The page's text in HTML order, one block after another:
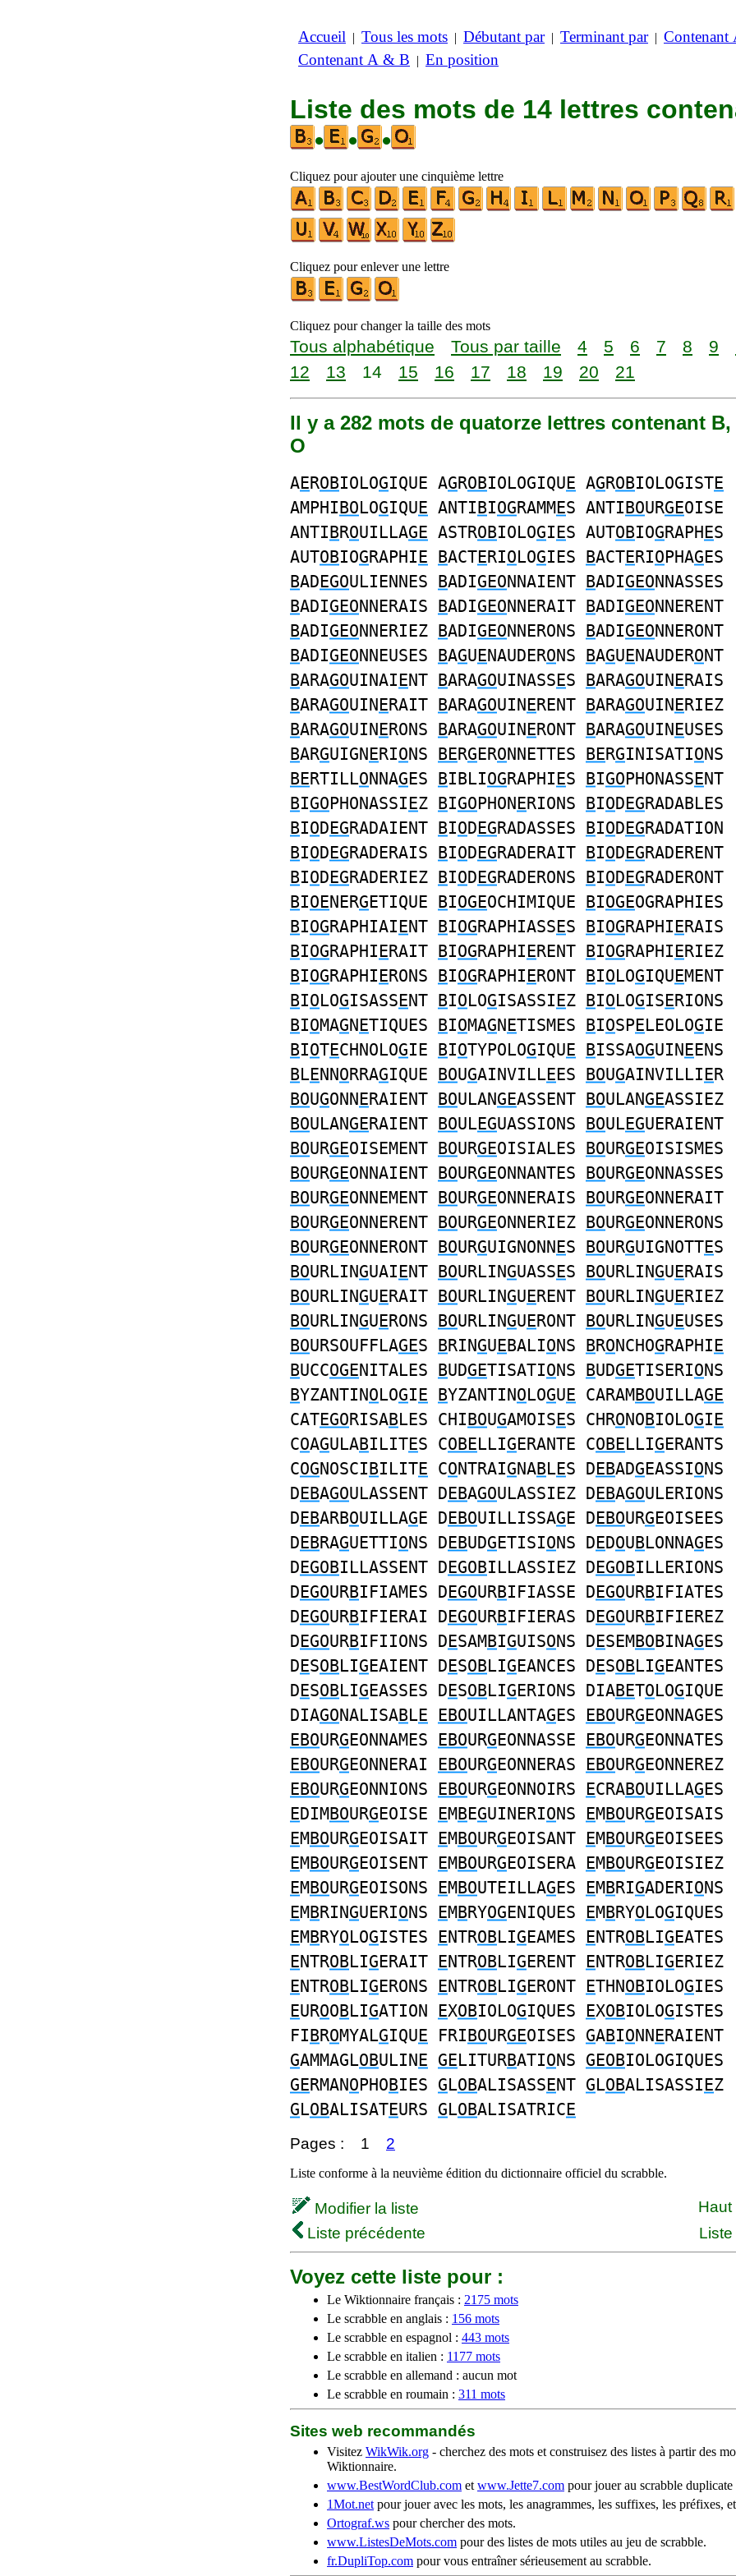
Accueil | Tous les mots | Débutant par| Terminant par| Contenant
Contenant A & B | En position
Liste des mots de 14 lettres
•
• •
Cliquez pour ajouter une cinquième lettre
Cliquez pour enlever une lettre
Cliquez pour changer la taille des mots
Tous alphabétique Tous par taille 4 5 6 7 8 9
12
13 14 15 16 17 18 19 20 21
Il y a 282 mots de quatorze lettres contenant B,
O
AEROBIOLOGIQUE AGROBIOLOGIQUE AGROBIOLOGISTE
AMPHIBOLOGIQUE ANTIBIOGRAMMES ANTIBOURGEOISE
ANTIBROUILLAGE ASTROBIOLOGIES AUTOBIOGRAPHES
AUTOBIOGRAPHIE BACTERIOLOGIES BACTERIOPHAGES
BADEGOULIENNES BADIGEONNAIENT BADIGEONNASSES
BADIGEONNERAIS BADIGEONNERAIT BADIGEONNERENT
BADIGEONNERIEZ BADIGEONNERONS BADIGEONNERONT
BADIGEONNEUSES BAGUENAUDERONS BAGUENAUDERONT
BARAGOUINAIENT BARAGOUINASSES BARAGOUINERAIS
BARAGOUINERAIT BARAGOUINERENT BARAGOUINERIEZ
BARAGOUINERONS BARAGOUINERONT BARAGOUINEUSES
BARGUIGNERIONS BERGERONNETTES BERGINISATIONS
BERTILLONNAGES BIBLIOGRAPHIES BIGOPHONASSENT
BIGOPHONASSIEZ BIGOPHONERIONS BIODEGRADABLES
BIODEGRADAIENT BIODEGRADASSES BIODEGRADATION
BIODEGRADERAIS BIODEGRADERAIT BIODEGRADERENT
BIODEGRADERIEZ BIODEGRADERONS BIODEGRADERONT
BIOENERGETIQUE BIOGEOCHIMIQUE BIOGEOGRAPHIES
BIOGRAPHIAIENT BIOGRAPHIASSES BIOGRAPHIERAIS
BIOGRAPHIERAIT BIOGRAPHIERENT BIOGRAPHIERIEZ
BIOGRAPHIERONS BIOGRAPHIERONT BIOLOGIQUEMENT
BIOLOGISASSENT BIOLOGISASSIEZ BIOLOGISERIONS
BIOMAGNETIQUES BIOMAGNETISMES BIOSPELEOLOGIE
BIOTECHNOLOGIE BIOTYPOLOGIQUE BISSAOGUINEENS
BLENNORRAGIQUE BOUGAINVILLEES BOUGAINVILLIER
BOUGONNERAIENT BOULANGEASSENT BOULANGEASSIEZ
BOULANGERAIENT BOULEGUASSIONS BOULEGUERAIENT
BOURGEOISEMENT BOURGEOISIALES BOURGEOISISMES
BOURGEONNAIENT BOURGEONNANTES BOURGEONNASSES
BOURGEONNEMENT BOURGEONNERAIS BOURGEONNERAIT
BOURGEONNERENT BOURGEONNERIEZ BOURGEONNERONS
BOURGEONNERONT BOURGUIGNONNES BOURGUIGNOTTES
BOURLINGUAIENT BOURLINGUASSES BOURLINGUERAIS
BOURLINGUERAIT BOURLINGUERENT BOURLINGUERIEZ
BOURLINGUERONS BOURLINGUERONT BOURLINGUEUSES
BOURSOUFFLAGES BRINGUEBALIONS BRONCHOGRAPHIE
BUCCOGENITALES BUDGETISATIONS BUDGETISERIONS
BYZANTINOLOGIE BYZANTINOLOGUE CARAMBOUILLAGE
CATEGORISABLES CHIBOUGAMOISES CHRONOBIOLOGIE
COAGULABILITES COBELLIGERANTE COBELLIGERANTS
COGNOSCIBILITE CONTRAIGNABLES DEBADGEASSIONS
DEBAGOULASSENT DEBAGOULASSIEZ DEBAGOULERIONS
DEBARBOUILLAGE DEBOUILLISSAGE DEBOURGEOISEES
DEBRAGUETTIONS DEBUDGETISIONS DEDOUBLONNAGES
DEGOBILLASSENT DEGOBILLASSIEZ DEGOBILLERIONS
DEGOURBIFIAMES DEGOURBIFIASSE DEGOURBIFIATES
DEGOURBIFIERAI DEGOURBIFIERAS DEGOURBIFIEREZ
DEGOURBIFIIONS DESAMBIGUISONS DESEMBOBINAGES
DESOBLIGEAIENT DESOBLIGEANCES DESOBLIGEANTES
DESOBLIGEASSES DESOBLIGERIONS DIABETOLOGIQUE
DIAGONALISABLE EBOUILLANTAGES EBOURGEONNAGES
EBOURGEONNAMES EBOURGEONNASSE EBOURGEONNATES
EBOURGEONNERAI EBOURGEONNERAS EBOURGEONNEREZ
EBOURGEONNIONS EBOURGEONNOIRS ECRABOUILLAGES
EDIMBOURGEOISE EMBEGUINERIONS EMBOURGEOISAIS
EMBOURGEOISAIT EMBOURGEOISANT EMBOURGEOISEES
EMBOURGEOISENT EMBOURGEOISERA EMBOURGEOISIEZ
EMBOURGEOISONS EMBOUTEILLAGES EMBRIGADERIONS
EMBRINGUERIONS EMBRYOGENIQUES EMBRYOLOGIQUES
EMBRYOLOGISTES ENTROBLIGEAMES ENTROBLIGEATES
ENTROBLIGERAIT ENTROBLIGERENT ENTROBLIGERIEZ
ENTROBLIGERONS ENTROBLIGERONT ETHNOBIOLOGIES
EUROOBLIGATION EXOBIOLOGIQUES EXOBIOLOGISTES
FIBROMYALGIQUE FRIBOURGEOISES GABIONNERAIENT
GAMMAGLOBULINE GELITURBATIONS GEOBIOLOGIQUES
GERMANOPHOBIES GLOBALISASSENT GLOBALISASSIEZ
GLOBALISATEURS GLOBALISATRICE
Pages : 1 2
Liste conforme à la neuvième édition du dictionnaire officiel du scrabble.
Modifier la liste
Haut
Liste précédente
Voyez cette liste pour :
Le Wiktionnaire français : 2175 mots
Le scrabble en anglais : 156 mots
Le scrabble en espagnol : 443 mots
Le scrabble en italien : 1177 mots
Le scrabble en allemand : aucun mot
Le scrabble en roumain : 311 mots
Sites web recommandés
Visitez WikWik.org - cherchez des mots et construisez des listes à partir des
Wiktionnaire.
www.BestWordClub.com et www.Jette7.com pour jouer au scrabble duplicate
1Mot.net pour jouer avec les mots, les anagrammes, les suffixes, les préfixes,
Ortograf.ws pour chercher des mots.
www.ListesDeMots.com pour des listes de mots utiles au jeu de scrabble.
fr.DupliTop.com pour vous entraîner sérieusement au scrabble.